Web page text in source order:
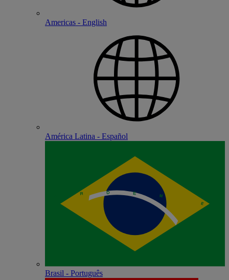
Americas - English
América Latina - Español
Brasil - Português